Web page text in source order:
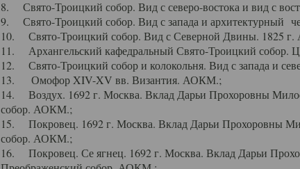
8. Свято-Троицкий собор. Вид с северо-востока и вид с
9. Свято-Троицкий собор. Вид с запада и архитектурный
10. Свято-Троицкий собор. Вид с Северной Двины. 1825 г.
11. Архангельский кафедральный Свято-Троицкий собор.
12. Свято-Троицкий собор и колокольня. Вид с запада и
13. Омофор XIV-XV вв. Византия. АОКМ.;
14. Воздух. 1692 г. Москва. Вклад Дарьи Прохоровны
собор. АОКМ.;
15. Покровец. 1692 г. Москва. Вклад Дарьи Прохоровны
собор. АОКМ.;
16. Покровец. Се ягнец. 1692 г. Москва. Вклад Дарьи